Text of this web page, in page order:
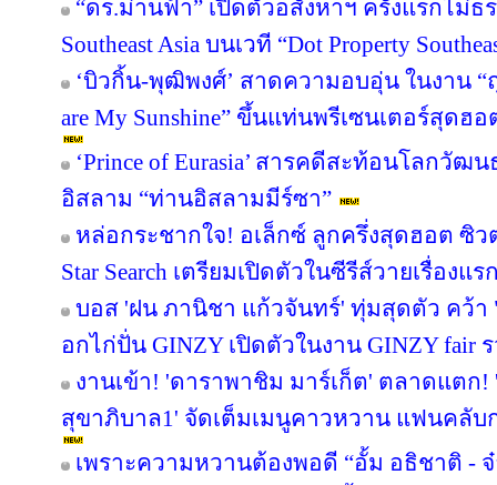
“ดร.ม่านฟ้า” เปิดตัวอสังหาฯ ครั้งแรกไม่
Southeast Asia บนเวที “Dot Property
‘บิวกิ้น-พุฒิพงศ์’ สาดความอบอุ่น ในงาน “
are My Sunshine” ขึ้นแท่นพรีเซนเตอร์สุด
‘Prince of Eurasia’ สารคดีสะท้อนโลกวัฒ
อิสลาม “ท่านอิสลามมีร์ซา”
หล่อกระชากใจ! อเล็กซ์ ลูกครึ่งสุดฮอต ซิว
Star Search เตรียมเปิดตัวในซีรีส์วายเรื่องแร
บอส 'ฝน ภานิชา แก้วจันทร์' ทุ่มสุดตัว คว้า
อกไก่ปั่น GINZY เปิดตัวในงาน GINZY fair
งานเข้า! 'ดาราพาชิม มาร์เก็ต' ตลาดแตก
สุขาภิบาล1' จัดเต็มเมนูคาวหวาน แฟนคลั
เพราะความหวานต้องพอดี “อั้ม อธิชาติ -